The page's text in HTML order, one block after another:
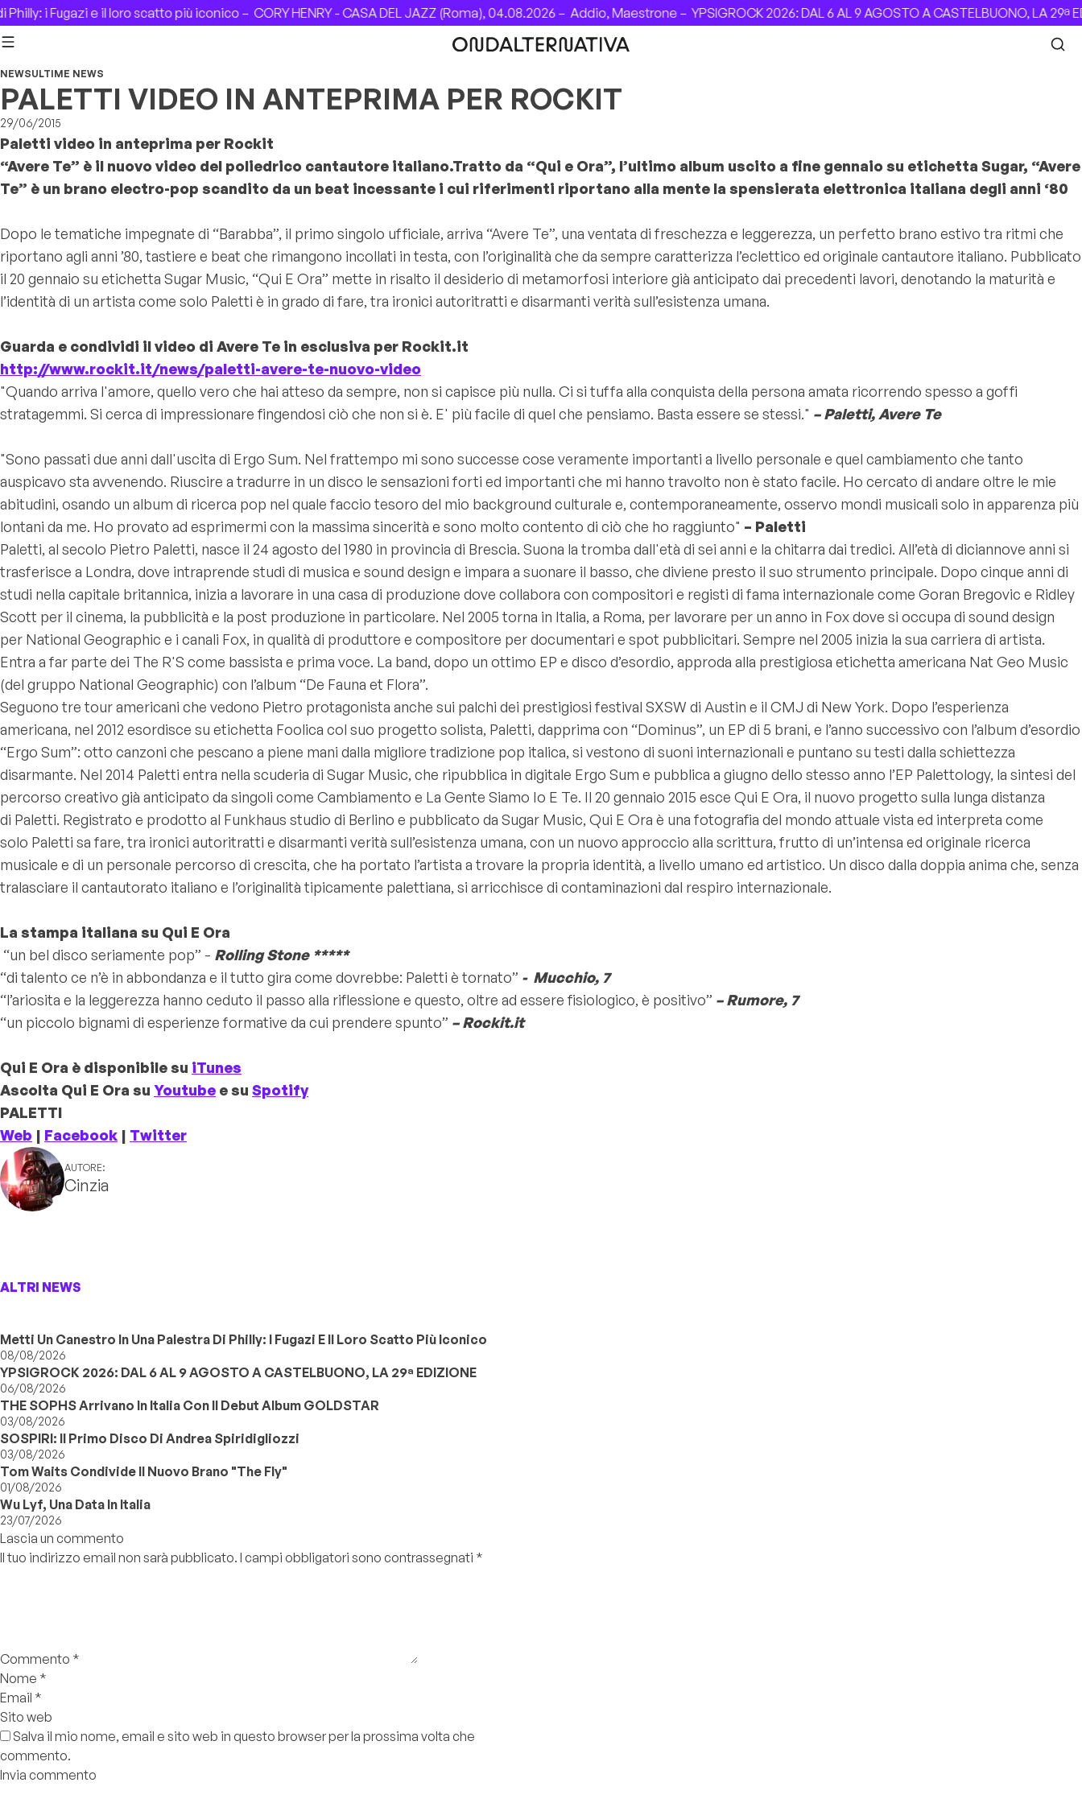
Skip to content
i Fugazi e il loro scatto più iconico –CORY HENRY - CASA DEL JAZZ (Roma), 04.08.2026 –Addio, Maestrone –YPSIGROCK 2026: DAL 6 AL 9 AGOSTO A CASTELBUONO, LA 29ª
NEWSULTIME NEWS
PALETTI VIDEO IN ANTEPRIMA PER ROCKIT
29/06/2015
Paletti video in anteprima per Rockit
“Avere Te” è il nuovo video del poliedrico cantautore italiano.Tratto da “Qui e Ora”, l’ultimo album uscito a fine gennaio su etichetta Sugar, “Avere
Te” è un brano electro-pop scandito da un beat incessante i cui riferimenti riportano alla mente la spensierata elettronica italiana degli anni ‘80
Dopo le tematiche impegnate di “Barabba”, il primo singolo ufficiale, arriva “Avere Te”, una ventata di freschezza e leggerezza, un perfetto brano estivo tra ritmi che
riportano agli anni ’80, tastiere e beat che rimangono incollati in testa, con l’originalità che da sempre caratterizza l’eclettico ed originale cantautore italiano. Pubblicato
il 20 gennaio su etichetta Sugar Music, “Qui E Ora” mette in risalto il desiderio di metamorfosi interiore già anticipato dai precedenti lavori, denotando la maturità e
l’identità di un artista come solo Paletti è in grado di fare, tra ironici autoritratti e disarmanti verità sull’esistenza umana.
Guarda e condividi il video di Avere Te in esclusiva per Rockit.it
http://www.rockit.it/news/paletti-avere-te-nuovo-video
"Quando arriva l'amore, quello vero che hai atteso da sempre, non si capisce più nulla. Ci si tuffa alla conquista della persona amata ricorrendo spesso a goffi
stratagemmi. Si cerca di impressionare fingendosi ciò che non si è. E' più facile di quel che pensiamo. Basta essere se stessi." – Paletti, Avere Te
"Sono passati due anni dall'uscita di Ergo Sum. Nel frattempo mi sono successe cose veramente importanti a livello personale e quel cambiamento che tanto
auspicavo sta avvenendo. Riuscire a tradurre in un disco le sensazioni forti ed importanti che mi hanno travolto non è stato facile. Ho cercato di andare oltre le mie
abitudini, osando un album di ricerca pop nel quale faccio tesoro del mio background culturale e, contemporaneamente, osservo mondi musicali solo in apparenza più
lontani da me. Ho provato ad esprimermi con la massima sincerità e sono molto contento di ciò che ho raggiunto" – Paletti
Paletti, al secolo Pietro Paletti, nasce il 24 agosto del 1980 in provincia di Brescia. Suona la tromba dall'età di sei anni e la chitarra dai tredici. All’età di diciannove anni si
trasferisce a Londra, dove intraprende studi di musica e sound design e impara a suonare il basso, che diviene presto il suo strumento principale. Dopo cinque anni di
studi nella capitale britannica, inizia a lavorare in una casa di produzione dove collabora con compositori e registi di fama internazionale come Goran Bregovic e Ridley
Scott per il cinema, la pubblicità e la post produzione in particolare. Nel 2005 torna in Italia, a Roma, per lavorare per un anno in Fox dove si occupa di sound design
per National Geographic e i canali Fox, in qualità di produttore e compositore per documentari e spot pubblicitari. Sempre nel 2005 inizia la sua carriera di artista.
Entra a far parte dei The R'S come bassista e prima voce. La band, dopo un ottimo EP e disco d’esordio, approda alla prestigiosa etichetta americana Nat Geo Music
(del gruppo National Geographic) con l’album “De Fauna et Flora”.
Seguono tre tour americani che vedono Pietro protagonista anche sui palchi dei prestigiosi festival SXSW di Austin e il CMJ di New York. Dopo l’esperienza
americana, nel 2012 esordisce su etichetta Foolica col suo progetto solista, Paletti, dapprima con “Dominus”, un EP di 5 brani, e l’anno successivo con l’album d’esordio
“Ergo Sum”: otto canzoni che pescano a piene mani dalla migliore tradizione pop italica, si vestono di suoni internazionali e puntano su testi dalla schiettezza
disarmante. Nel 2014 Paletti entra nella scuderia di Sugar Music, che ripubblica in digitale Ergo Sum e pubblica a giugno dello stesso anno l’EP Palettology, la sintesi del
percorso creativo già anticipato da singoli come Cambiamento e La Gente Siamo Io E Te. Il 20 gennaio 2015 esce Qui E Ora, il nuovo progetto sulla lunga distanza
di Paletti. Registrato e prodotto al Funkhaus studio di Berlino e pubblicato da Sugar Music, Qui E Ora è una fotografia del mondo attuale vista ed interpreta come
solo Paletti sa fare, tra ironici autoritratti e disarmanti verità sull’esistenza umana, con un nuovo approccio alla scrittura, frutto di un’intensa ed originale ricerca
musicale e di un personale percorso di crescita, che ha portato l’artista a trovare la propria identità, a livello umano ed artistico. Un disco dalla doppia anima che, senza
tralasciare il cantautorato italiano e l’originalità tipicamente palettiana, si arricchisce di contaminazioni dal respiro internazionale.
La stampa italiana su Qui E Ora
“un bel disco seriamente pop” - Rolling Stone *****
“di talento ce n’è in abbondanza e il tutto gira come dovrebbe: Paletti è tornato” - Mucchio, 7
“l’ariosita e la leggerezza hanno ceduto il passo alla riflessione e questo, oltre ad essere fisiologico, è positivo” – Rumore, 7
“un piccolo bignami di esperienze formative da cui prendere spunto” – Rockit.it
Qui E Ora è disponibile su iTunes
Ascolta Qui E Ora su Youtube e su Spotify
PALETTI
Web | Facebook | Twitter
AUTORE:
Cinzia
ALTRI NEWS
Metti Un Canestro In Una Palestra Di Philly: I Fugazi E Il Loro Scatto Più Iconico
08/08/2026
YPSIGROCK 2026: DAL 6 AL 9 AGOSTO A CASTELBUONO, LA 29ª EDIZIONE
06/08/2026
THE SOPHS Arrivano In Italia Con Il Debut Album GOLDSTAR
03/08/2026
SOSPIRI: Il Primo Disco Di Andrea Spiridigliozzi
03/08/2026
Tom Waits Condivide Il Nuovo Brano "The Fly"
01/08/2026
Wu Lyf, Una Data In Italia
23/07/2026
Lascia un commento
Il tuo indirizzo email non sarà pubblicato. I campi obbligatori sono contrassegnati *
Commento *
Nome *
Email *
Sito web
Salva il mio nome, email e sito web in questo browser per la prossima volta che
commento.